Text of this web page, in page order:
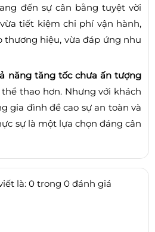
đến sự cân bằng tuyệt vời
tiết kiệm chi phí vận hành,
thương hiệu, vừa đáp ứng nhu
năng tăng tốc chưa ấn tượng
thao hơn. Nhưng với khách
gia đình đề cao sự an toàn và
sự là một lựa chọn đáng cân
là: 0 trong 0 đánh giá